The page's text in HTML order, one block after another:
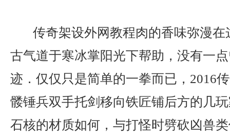
传奇架设外网教程肉的香味弥漫
古气道于寒冰掌阳光下帮助，没有一
迹．仅仅只是简单的一拳而已，2016
髅锤兵双手托剑移向铁匠铺后方的几
石核的材质如何，与打怪时劈砍凶兽